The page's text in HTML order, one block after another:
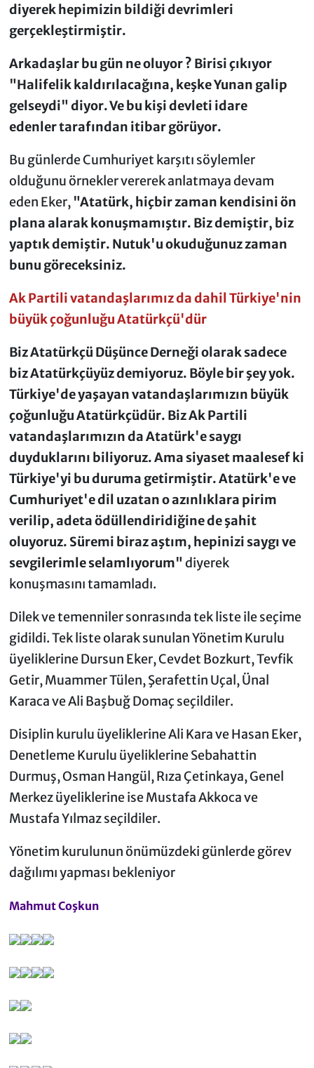
diyerek hepimizin bildiği devrimleri
gerçekleştirmiştir.
Arkadaşlar bu gün ne oluyor ? Birisi çıkıyor
"Halifelik kaldırılacağına, keşke Yunan galip
gelseydi" diyor. Ve bu kişi devleti idare
edenler tarafından itibar görüyor.
Bu günlerde Cumhuriyet karşıtı söylemler
olduğunu örnekler vererek anlatmaya devam
eden Eker,"Atatürk, hiçbir zaman kendisini ön
plana alarak konuşmamıştır. Biz demiştir, biz
yaptık demiştir. Nutuk'u okuduğunuz zaman
bunu göreceksiniz.
Ak Partili vatandaşlarımız da dahil Türkiye'nin
büyük çoğunluğu Atatürkçü'dür
Biz Atatürkçü Düşünce Derneği olarak sadece
biz Atatürkçüyüz demiyoruz. Böyle bir şey yok.
Türkiye'de yaşayan vatandaşlarımızın büyük
çoğunluğu Atatürkçüdür. Biz Ak Partili
vatandaşlarımızın da Atatürk'e saygı
duyduklarını biliyoruz. Ama siyaset maalesef ki
Türkiye'yi bu duruma getirmiştir. Atatürk'e ve
Cumhuriyet'e dil uzatan o azınlıklara pirim
verilip, adeta ödüllendiridiğine de şahit
oluyoruz. Süremi biraz aştım, hepinizi saygı ve
sevgilerimle selamlıyorum"diyerek
konuşmasını tamamladı.
Dilek ve temenniler sonrasında tek liste ile seçime
gidildi. Tek liste olarak sunulan Yönetim Kurulu
üyeliklerine Dursun Eker, Cevdet Bozkurt, Tevfik
Getir, Muammer Tülen, Şerafettin Uçal, Ünal
Karaca ve Ali Başbuğ Domaç seçildiler.
Disiplin kurulu üyeliklerine Ali Kara ve Hasan Eker,
Denetleme Kurulu üyeliklerine Sebahattin
Durmuş, Osman Hangül, Rıza Çetinkaya, Genel
Merkez üyeliklerine ise Mustafa Akkoca ve
Mustafa Yılmaz seçildiler.
Yönetim kurulunun önümüzdeki günlerde görev
dağılımı yapması bekleniyor
Mahmut Coşkun